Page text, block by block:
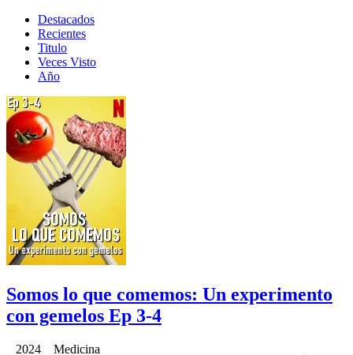
Destacados
Recientes
Titulo
Veces Visto
Año
Somos lo que comemos: Un experimento
con gemelos Ep 3-4
2024 Medicina